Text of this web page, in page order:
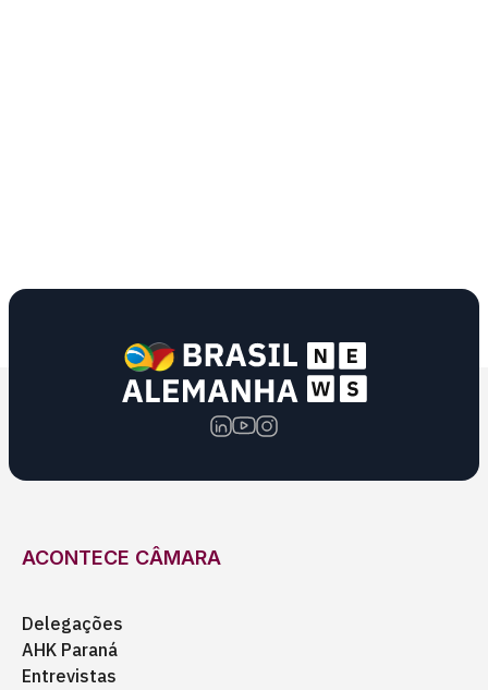
ACONTECE CÂMARA
Delegações
AHK Paraná
Entrevistas